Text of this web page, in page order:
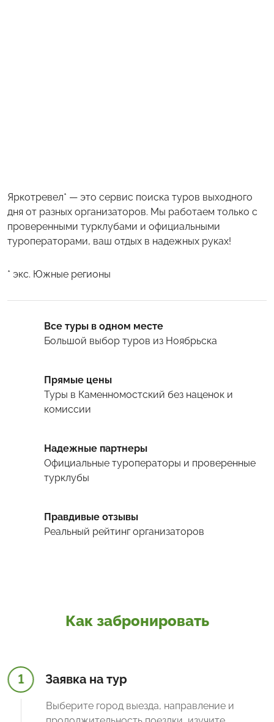
Яркотревел* — это сервис поиска туров выходного
дня от разных организаторов. Мы работаем только с
проверенными турклубами и официальными
туроператорами, ваш отдых в надежных руках!
* экс. Южные регионы
Все туры в одном месте
Большой выбор туров из Ноябрьска
Прямые цены
Туры в Каменномостский без наценок и
комиссии
Надежные партнеры
Официальные туроператоры и проверенные
турклубы
Правдивые отзывы
Реальный рейтинг организаторов
Как забронировать
1 Заявка на тур
Выберите город выезда, направление и